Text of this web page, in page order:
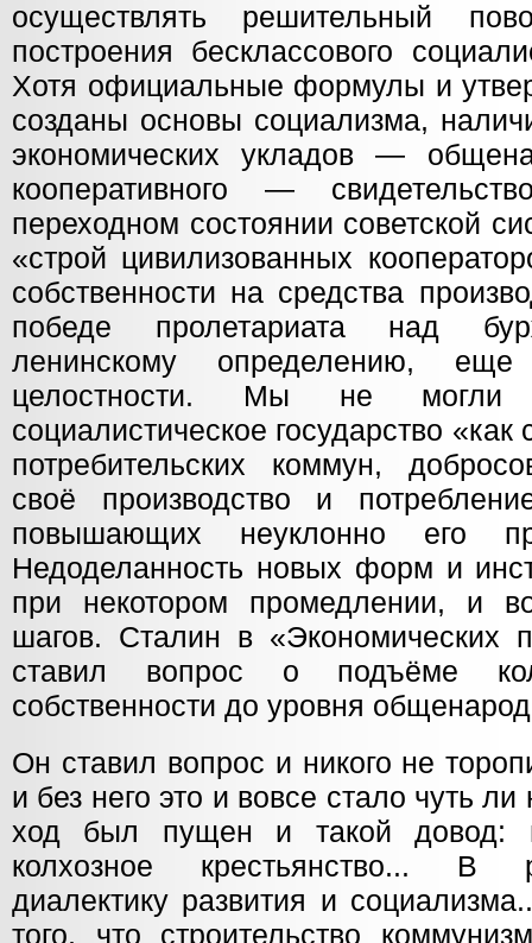
осуществлять решительный
построения бесклассового
Хотя официальные формулы и
созданы основы социализма,
экономических укладов —
кооперативного —
переходном состоянии советской
«строй цивилизованных
собственности на средства
победе пролетариата над
ленинскому определению,
целостности. Мы не могли
социалистическое государство «как
потребительских коммун,
своё производство и
повышающих неуклонно его
Недоделанность новых форм и
при некотором промедлении, и
шагов. Сталин в «Экономических
ставил вопрос о подъёме
собственности до уровня
Он ставил вопрос и никого не
и без него это и вовсе стало чуть
ход был пущен и такой довод:
колхозное крестьянство... В
диалектику развития и
того, что строительство